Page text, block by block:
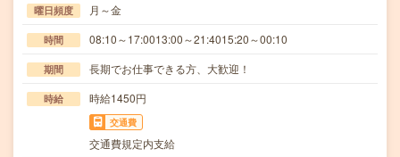
曜日頻度 月～金
時間 08:10～17:0013:00～21:4015:20～00:10
期間 長期でお仕事できる方、大歓迎！
時給 時給1450円
交通費
交通費規定内支給